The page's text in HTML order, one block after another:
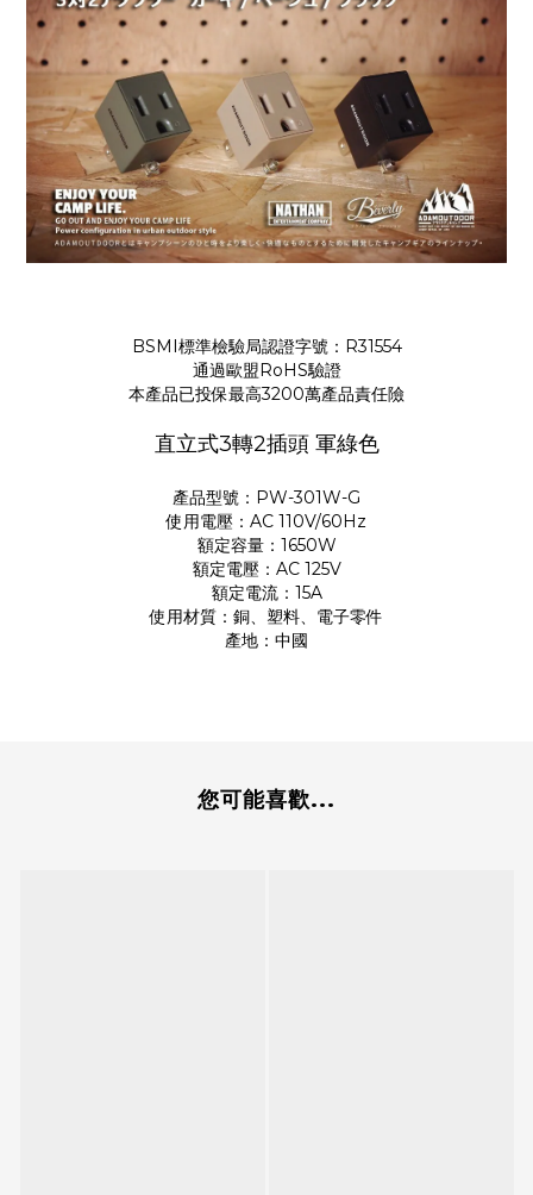
BSMI標準檢驗局認證字號：R31554
通過歐盟RoHS驗證
本產品已投保最高3200萬產品責任險
直立式3轉2插頭 軍綠色
產品型號：PW-301W-G
使用電壓：AC 110V/60Hz
額定容量：1650W
額定電壓：AC 125V
額定電流：15A
使用材質：銅、塑料、電子零件
產地：中國
您可能喜歡...